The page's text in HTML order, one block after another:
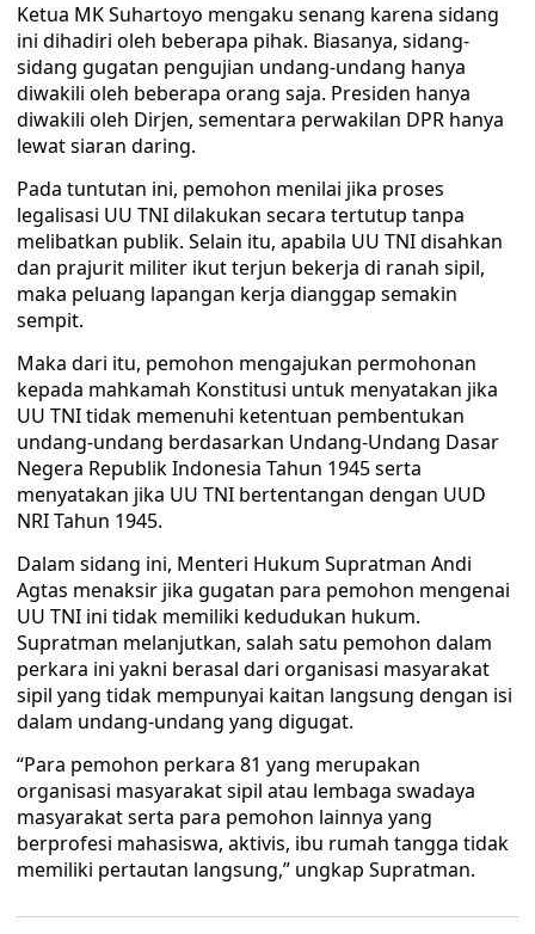
Ketua MK Suhartoyo mengaku senang karena sidang
ini dihadiri oleh beberapa pihak. Biasanya, sidang-
sidang gugatan pengujian undang-undang hanya
diwakili oleh beberapa orang saja. Presiden hanya
diwakili oleh Dirjen, sementara perwakilan DPR hanya
lewat siaran daring.
Pada tuntutan ini, pemohon menilai jika proses
legalisasi UU TNI dilakukan secara tertutup tanpa
melibatkan publik. Selain itu, apabila UU TNI disahkan
dan prajurit militer ikut terjun bekerja di ranah sipil,
maka peluang lapangan kerja dianggap semakin
sempit.
Maka dari itu, pemohon mengajukan permohonan
kepada mahkamah Konstitusi untuk menyatakan jika
UU TNI tidak memenuhi ketentuan pembentukan
undang-undang berdasarkan Undang-Undang Dasar
Negera Republik Indonesia Tahun 1945 serta
menyatakan jika UU TNI bertentangan dengan UUD
NRI Tahun 1945.
Dalam sidang ini, Menteri Hukum Supratman Andi
Agtas menaksir jika gugatan para pemohon mengenai
UU TNI ini tidak memiliki kedudukan hukum.
Supratman melanjutkan, salah satu pemohon dalam
perkara ini yakni berasal dari organisasi masyarakat
sipil yang tidak mempunyai kaitan langsung dengan isi
dalam undang-undang yang digugat.
“Para pemohon perkara 81 yang merupakan
organisasi masyarakat sipil atau lembaga swadaya
masyarakat serta para pemohon lainnya yang
berprofesi mahasiswa, aktivis, ibu rumah tangga tidak
memiliki pertautan langsung,” ungkap Supratman.